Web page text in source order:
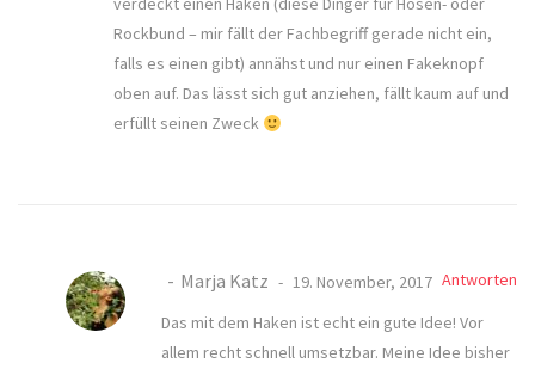
Rockbund – mir fällt der Fachbegriff gerade nicht ein,
falls es einen gibt) annähst und nur einen Fakeknopf
oben auf. Das lässt sich gut anziehen, fällt kaum auf und
erfüllt seinen Zweck
Marja Katz 19. November, 2017 Antworten
Das mit dem Haken ist echt ein gute Idee! Vor
allem recht schnell umsetzbar. Meine Idee bisher